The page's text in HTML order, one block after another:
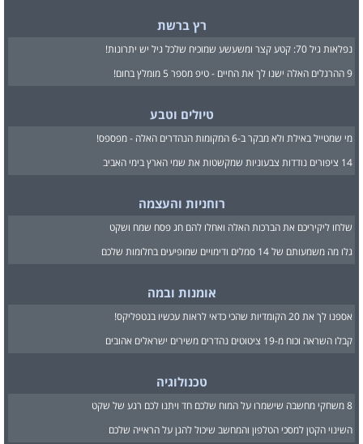
רץ ברשת
נפלאות גיל 70: קטע קצר ומשעשע שמוכיח שלכל גיל יש יתרונות!
9 ההרגלים האלה ישנו לך את החיים - טיפ מספר 5 מומלץ בחום!
טיולים וטבע
מי שמטייל באילת ולא מבקר ב-6 המקומות הנהדרים האלה - מפספס!
14 ציפורים נודדות צבעוניות שמקשטות את שמי הארץ בימי האביב
רוחניות והעצמה
שלחו ליקיריכם את הברכות האלה ואחלו להם חג פסח שמח ושקט
גלו מה משמעותם של 14 סמלים ודימויים שמופיעים בחלומות שלכם
אומנות ובמה
אספנו לך את 20 הקומדיות שהכי כדאי לראות עכשיו בנטפליקס!
קבלו השראה וכוח מ-19 ציטוטים נהדרים משירים ישראלים אהובים
טכנולוגיה
8 משחקי מחשבה שישמרו על המוח שלכם חד ויתנו לכם רגע של שקט
השינוי הקטן למסכי הטלפון והמחשב שיכול להגן על הראייה שלכם